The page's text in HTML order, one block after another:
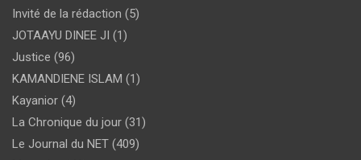
Invité de la rédaction (5)
JOTAAYU DINEE JI (1)
Justice (96)
KAMANDIENE ISLAM (1)
Kayanior (4)
La Chronique du jour (31)
Le Journal du NET (409)